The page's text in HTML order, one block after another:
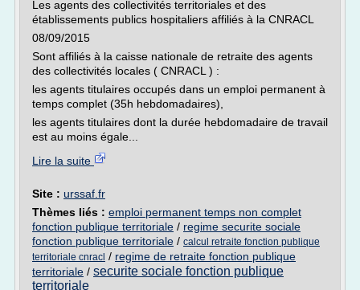
Les agents des collectivités territoriales et des
établissements publics hospitaliers affiliés à la CNRACL
08/09/2015
Sont affiliés à la caisse nationale de retraite des agents
des collectivités locales ( CNRACL ) :
les agents titulaires occupés dans un emploi permanent à
temps complet (35h hebdomadaires),
les agents titulaires dont la durée hebdomadaire de travail
est au moins égale...
Lire la suite
Site : urssaf.fr
Thèmes liés : emploi permanent temps non complet
fonction publique territoriale / regime securite sociale
fonction publique territoriale / calcul retraite fonction publique
territoriale cnracl / regime de retraite fonction publique
territoriale / securite sociale fonction publique
territoriale